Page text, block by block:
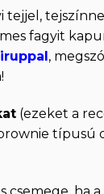
tejjel,
fagyit
,
(ezeket a
típusú